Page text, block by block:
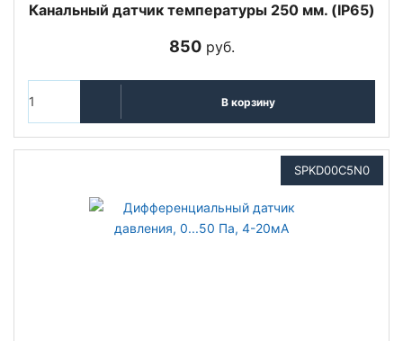
Канальный датчик температуры 250 мм. (IP65)
850руб.
В корзину
SPKD00C5N0